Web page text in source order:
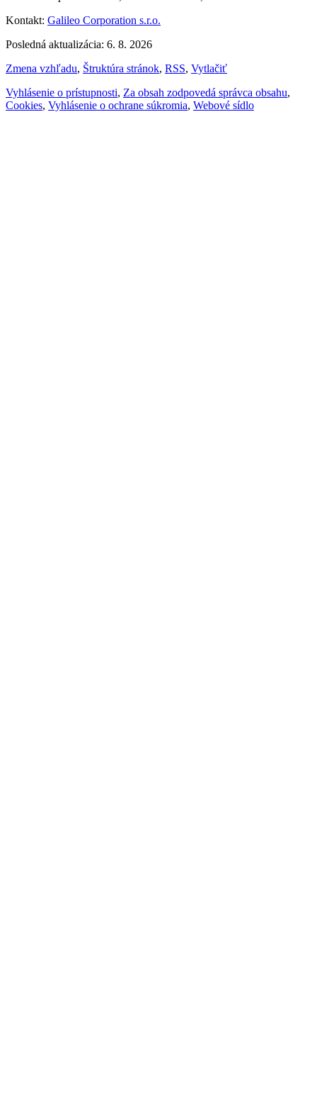
Kontakt: Galileo Corporation s.r.o.
Posledná aktualizácia: 6. 8. 2026
Zmena vzhľadu, Štruktúra stránok, RSS, Vytlačiť
Vyhlásenie o prístupnosti, Za obsah zodpovedá správca obsahu,
Cookies, Vyhlásenie o ochrane súkromia, Webové sídlo